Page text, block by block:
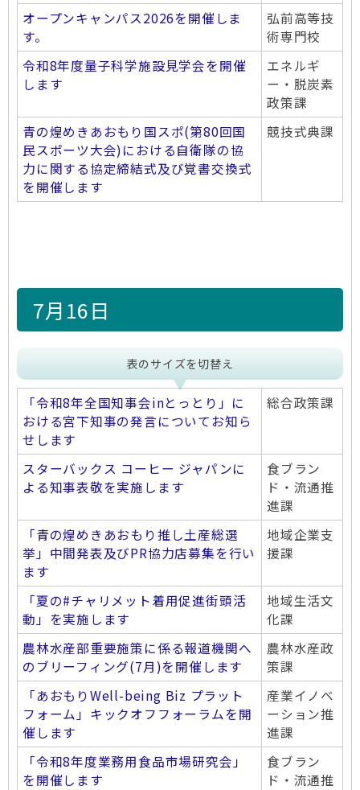
オープンキャンパス2026を開催しま
す。
弘前高等技
術専門校
令和8年度量子科学施設見学会を開催
します
エネルギ
ー・脱炭素
政策課
青の煌めきあおもり国スポ(第80回国
民スポーツ大会)における自衛隊の協
力に関する協定締結式及び覚書交換式
を開催します
競技式典課
7月16日
表のサイズを切替え
「令和8年全国知事会inとっとり」に
おける宮下知事の発言についてお知ら
せします
総合政策課
スターバックス コーヒー ジャパンに
よる知事表敬を実施します
食ブラン
ド・流通推
進課
「青の煌めきあおもり推し土産総選
挙」中間発表及びPR協力店募集を行い
ます
地域企業支
援課
「夏の#チャリメット着用促進街頭活
動」を実施します
地域生活文
化課
農林水産部重要施策に係る報道機関へ
のブリーフィング(7月)を開催します
農林水産政
策課
「あおもりWell-being Biz プラット
フォーム」キックオフフォーラムを開
催します
産業イノベ
ーション推
進課
「令和8年度業務用食品市場研究会」
を開催します
食ブラン
ド・流通推